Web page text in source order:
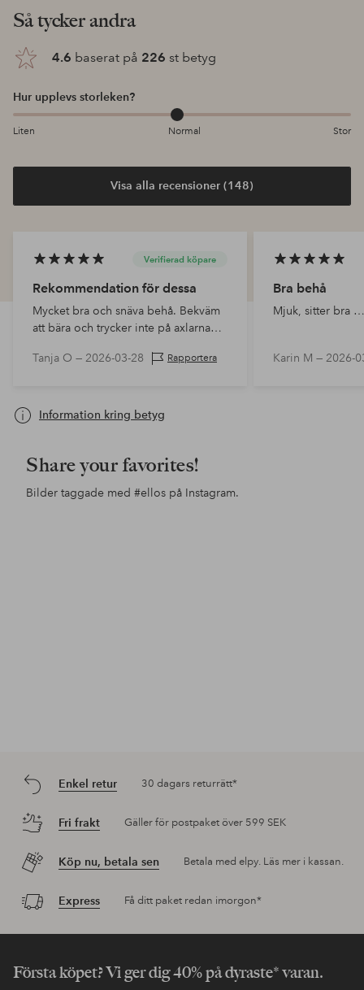
Så tycker andra
4.6 baserat på 226 st betyg
Hur upplevs storleken?
Liten Normal Stor
Visa alla recensioner (148)
Verifierad köpare
Rekommendation för dessa
Mycket bra och snäva behå. Bekväm
att bära och trycker inte på axlarna
Tanja O — 2026-03-28 Rapportera
Bra behå
Mjuk, sitter bra
Karin M — 2026-
Information kring betyg
Share your favorites!
Bilder taggade med #ellos på Instagram.
Enkel retur 30 dagars returrätt*
Fri frakt Gäller för postpaket över 599 SEK
Köp nu, betala sen Betala med elpy. Läs mer i kassan.
Express Få ditt paket redan imorgon*
Första köpet? Vi ger dig 40% på dyraste* varan.